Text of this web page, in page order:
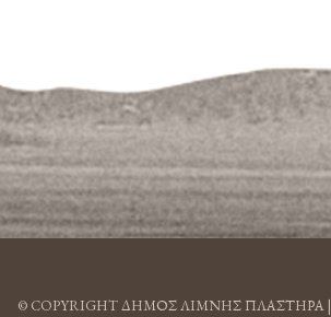
© COPYRIGHT ΔΗΜΟΣ ΛΙΜΝΗΣ ΠΛΑΣΤΗΡΑ |